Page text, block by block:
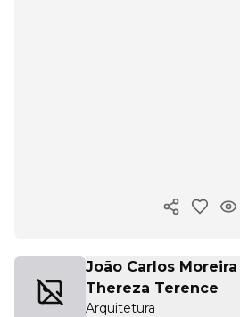
Copiar link
João Carlos
Thereza Terence
Arquitetura